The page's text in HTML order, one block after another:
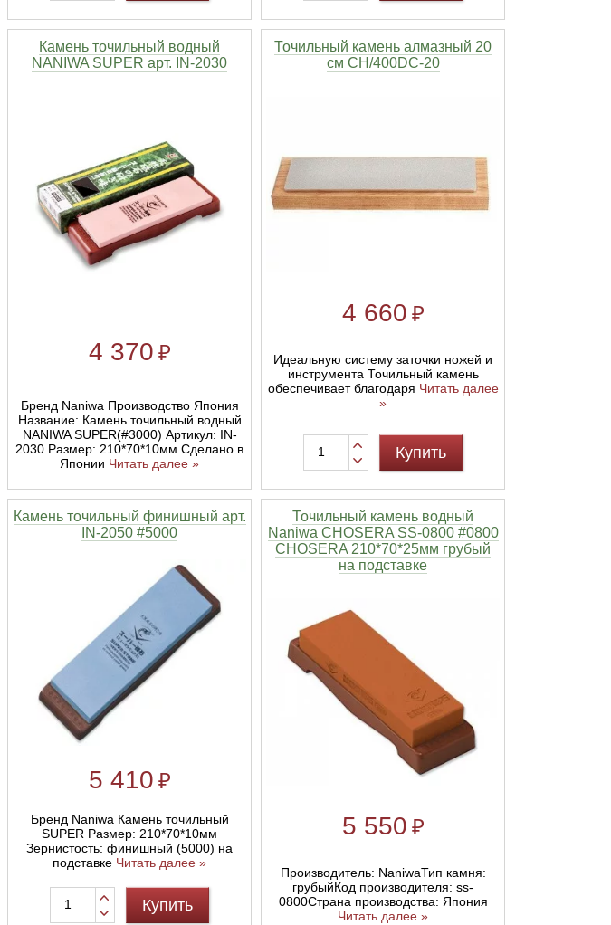
Камень точильный водный
NANIWA SUPER арт. IN-2030
4 370 ₽
Бренд Naniwa Производство Япония
Название: Камень точильный водный
NANIWA SUPER(#3000) Артикул: IN-
2030 Размер: 210*70*10мм Сделано в
Японии Читать далее »
Точильный камень алмазный 20
см CH/400DC-20
4 660 ₽
Идеальную систему заточки ножей и
инструмента Точильный камень
обеспечивает благодаря Читать далее
»
Купить
Камень точильный финишный арт.
IN-2050 #5000
5 410 ₽
Бренд Naniwa Камень точильный
SUPER Размер: 210*70*10мм
Зернистость: финишный (5000) на
подставке Читать далее »
Купить
Точильный камень водный
Naniwa CHOSERA SS-0800 #0800
CHOSERA 210*70*25мм грубый
на подставке
5 550 ₽
Производитель: NaniwaТип камня:
грубыйКод производителя: ss-
0800Страна производства: Япония
Читать далее »